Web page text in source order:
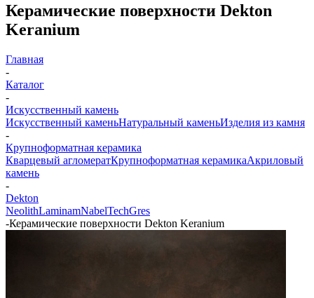
Керамические поверхности Dekton
Keranium
Главная
-
Каталог
-
Искусственный камень
Искусственный каменьНатуральный каменьИзделия из камня
-
Крупноформатная керамика
Кварцевый агломератКрупноформатная керамикаАкриловый
камень
-
Dekton
NeolithLaminamNabelTechGres
-Керамические поверхности Dekton Keranium